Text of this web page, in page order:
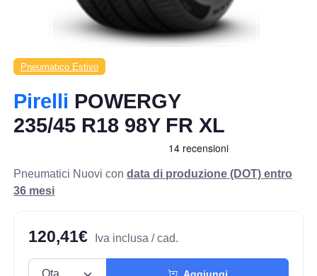
Pneumatico Estivo
Pirelli POWERGY
235/45 R18 98Y FR XL
Pneumatici Nuovi condata di produzione (DOT) entro
36 mesi
120,41€ Iva inclusa / cad.